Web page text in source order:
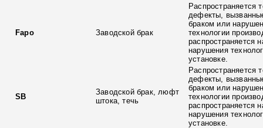
Fapo Заводской брак
Распространяется
дефекты,
браком или
технологии
распространяется
нарушения
установке.
SB
Заводской брак, люфт
штока, течь
Распространяется
дефекты,
браком или
технологии
распространяется
нарушения
установке.